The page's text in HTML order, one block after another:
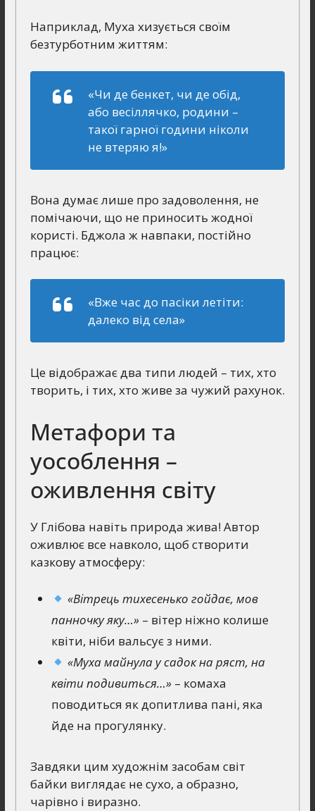
Наприклад, Муха хизується своїм
безтурботним життям:
«Чи де бенкет, чи де обід,
або весіллячко, родини –
такої гарної години ніколи
не втеряю я!»
Вона думає лише про задоволення, не
помічаючи, що не приносить жодної
користі. Бджола ж навпаки, постійно
працює:
«Вже час до пасіки летіти:
далеко від села»
Це відображає два типи людей – тих, хто
творить, і тих, хто живе за чужий рахунок.
Метафори та
уособлення –
оживлення світу
У Глібова навіть природа жива! Автор
оживлює все навколо, щоб створити
казкову атмосферу:
«Вітрець тихесенько гойдає, мов
панночку яку…»– вітер ніжно колише
квіти, ніби вальсує з ними.
«Муха майнула у садок на ряст, на
квіти подивиться…»– комаха
поводиться як допитлива пані, яка
йде на прогулянку.
Завдяки цим художнім засобам світ
байки виглядає не сухо, а образно,
чарівно і виразно.